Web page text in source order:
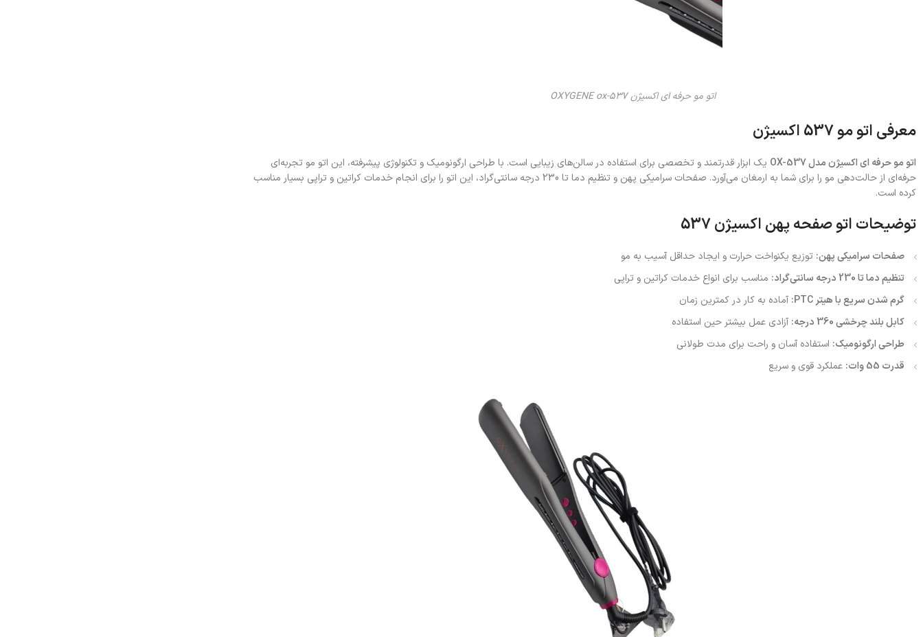
اتو مو حرفه ای اکسیژن OXYGENE ox-537
معرفی اتو مو 537 اکسیژن
اتو مو حرفه ای اکسیژن مدل OX-537
یک ابزار قدرتمند و تخصصی برای استفاده در سالن‌های زیبایی است. با طراحی ارگونومیک و تکنولوژی پیشرفته، این اتو مو تجربه‌ای
حرفه‌ای از حالت‌دهی مو را برای شما به ارمغان می‌آورد. صفحات سرامیکی پهن و تنظیم دما تا 230 درجه سانتی‌گراد، این اتو را برای انجام خدمات کراتین و تراپی بسیار مناسب
کرده است.
توضیحات اتو صفحه پهن اکسیژن 537
صفحات سرامیکی پهن: توزیع یکنواخت حرارت و ایجاد حداقل آسیب به مو
تنظیم دما تا 230 درجه سانتی‌گراد:
مناسب برای انواع خدمات کراتین و تراپی
گرم شدن سریع با هیتر PTC:
آماده به کار در کمترین زمان
کابل بلند چرخشی 360 درجه:
آزادی عمل بیشتر حین استفاده
طراحی ارگونومیک: استفاده آسان و راحت برای مدت طولانی
قدرت 55 وات:
عملکرد قوی و سریع